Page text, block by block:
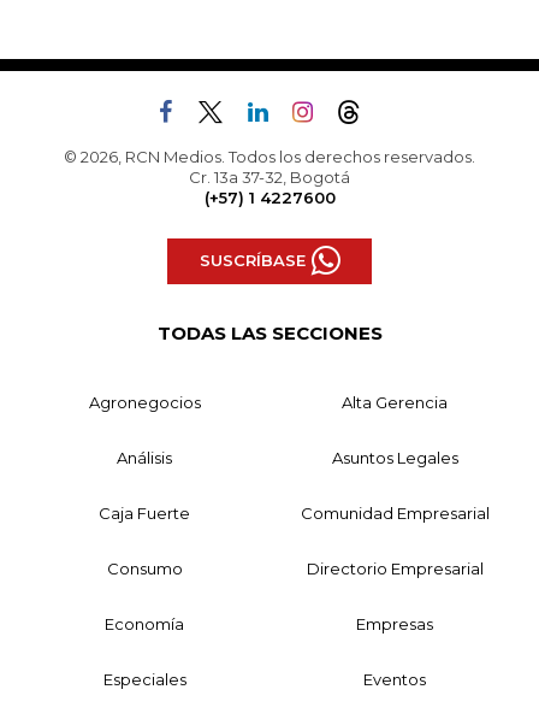
© 2026, RCN Medios. Todos los derechos reservados.
Cr. 13a 37-32, Bogotá
(+57) 1 4227600
SUSCRÍBASE
TODAS LAS SECCIONES
Agronegocios Alta Gerencia
Análisis Asuntos Legales
Caja Fuerte Comunidad Empresarial
Consumo Directorio Empresarial
Economía Empresas
Especiales Eventos